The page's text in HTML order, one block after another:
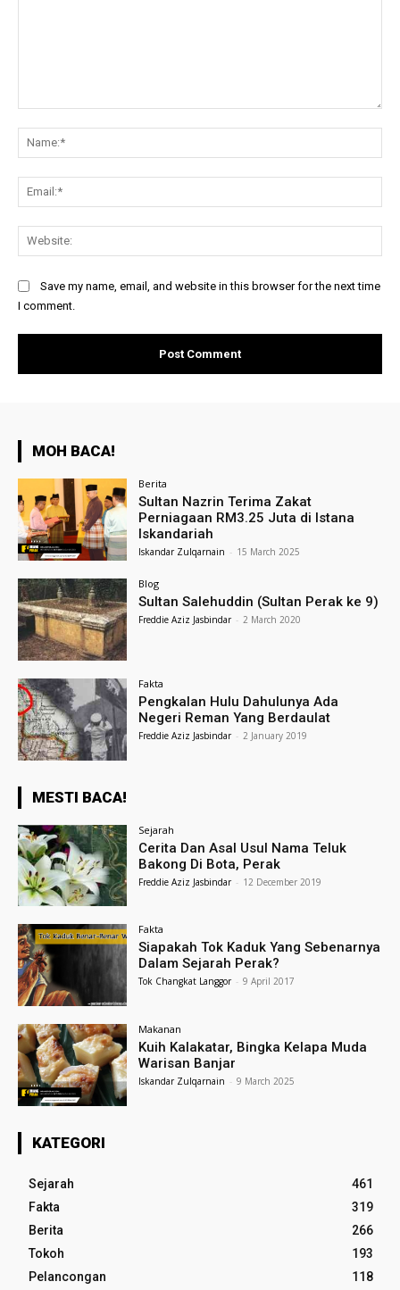
Save my name, email, and website in this browser for the next time
I comment.
MOH BACA!
Berita
Sultan Nazrin Terima Zakat
Perniagaan RM3.25 Juta di Istana
Iskandariah
Iskandar Zulqarnain - 15 March 2025
Blog
Sultan Salehuddin (Sultan Perak ke 9)
Freddie Aziz Jasbindar - 2 March 2020
Fakta
Pengkalan Hulu Dahulunya Ada
Negeri Reman Yang Berdaulat
Freddie Aziz Jasbindar - 2 January 2019
MESTI BACA!
Sejarah
Cerita Dan Asal Usul Nama Teluk
Bakong Di Bota, Perak
Freddie Aziz Jasbindar - 12 December 2019
Fakta
Siapakah Tok Kaduk Yang Sebenarnya
Dalam Sejarah Perak?
Tok Changkat Langgor - 9 April 2017
Makanan
Kuih Kalakatar, Bingka Kelapa Muda
Warisan Banjar
Iskandar Zulqarnain - 9 March 2025
KATEGORI
Sejarah
461
Fakta
319
Berita
266
Tokoh
193
Pelancongan
118